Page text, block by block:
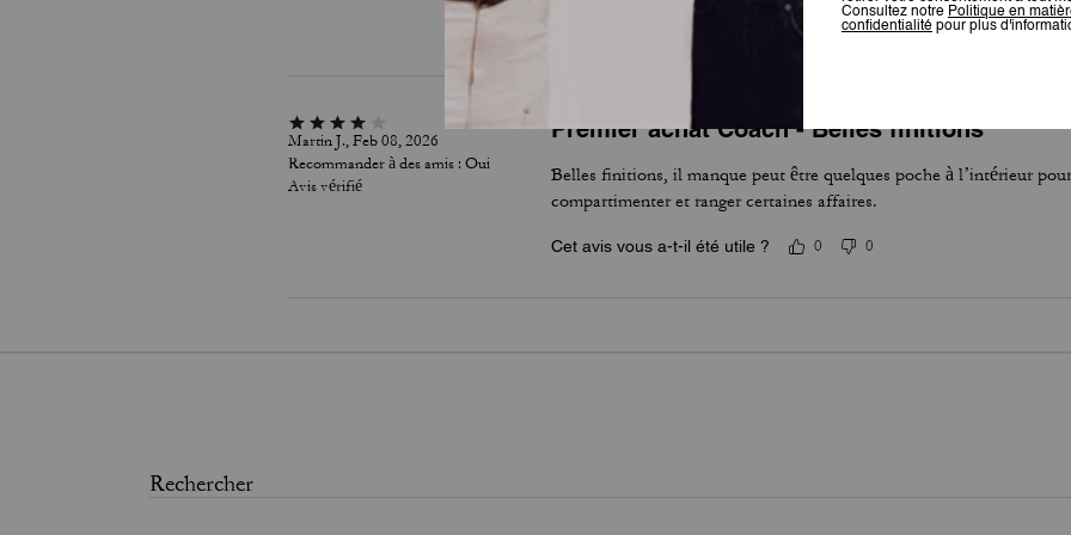
Cet avis vous a-t-il été utile ? 0
Martin J., Feb 08, 2026
Recommander à des amis : Oui
Avis vérifié
Premier achat Coach - Belles finitions
Belles finitions, il manque peut être quelques poche à l’intérieur
compartimenter et ranger certaines affaires.
Cet avis vous a-t-il été utile ? 0 0